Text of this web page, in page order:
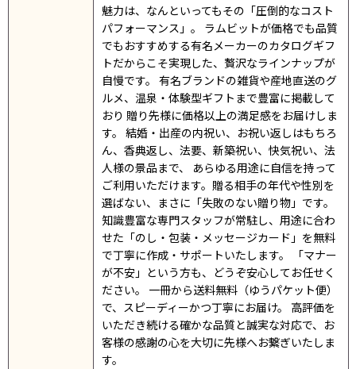
魅力は、なんといってもその「圧倒的なコスト
パフォーマンス」。 ラムビットが価格でも品質
でもおすすめする有名メーカーのカタログギフ
トだからこそ実現した、贅沢なラインナップが
自慢です。 有名ブランドの雑貨や産地直送のグ
ルメ、温泉・体験型ギフトまで豊富に掲載して
おり 贈り先様に価格以上の満足感をお届けしま
す。 結婚・出産の内祝い、お祝い返しはもちろ
ん、香典返し、法要、新築祝い、快気祝い、法
人様の景品まで、 あらゆる用途に自信を持って
ご利用いただけます。贈る相手の年代や性別を
選ばない、まさに「失敗のない贈り物」です。
知識豊富な専門スタッフが常駐し、用途に合わ
せた「のし・包装・メッセージカード」を無料
で丁寧に作成・サポートいたします。 「マナー
が不安」という方も、どうぞ安心してお任せく
ださい。 一冊から送料無料（ゆうパケット便）
で、スピーディーかつ丁寧にお届け。 高評価を
いただき続ける確かな品質と誠実な対応で、お
客様の感謝の心を大切に先様へお繋ぎいたしま
す。